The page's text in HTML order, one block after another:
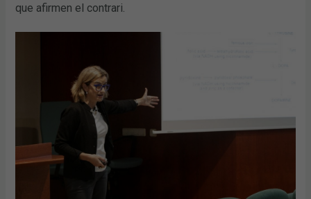
que afirmen el contrari.